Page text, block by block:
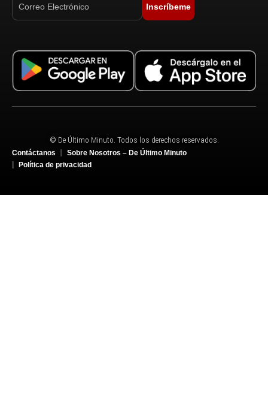
Inscríbeme
© De Último Minuto. Todos los derechos reservados.
Contáctanos
Sobre Nosotros – De Último Minuto
Política de privacidad